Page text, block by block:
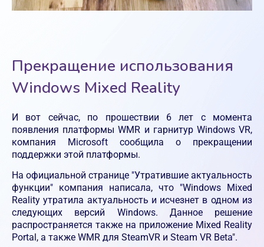
Прекращение использования
Windows Mixed Reality
И вот сейчас, по прошествии 6 лет с момента
появления платформы WMR и гарнитур Windows VR,
компания Microsoft сообщила о прекращении
поддержки этой платформы.
На официальной странице "Утратившие актуальность
функции" компания написала, что "Windows Mixed
Reality утратила актуальность и исчезнет в одном из
следующих версий Windows. Данное решение
распространяется также на приложение Mixed Reality
Portal, а также WMR для SteamVR и Steam VR Beta".